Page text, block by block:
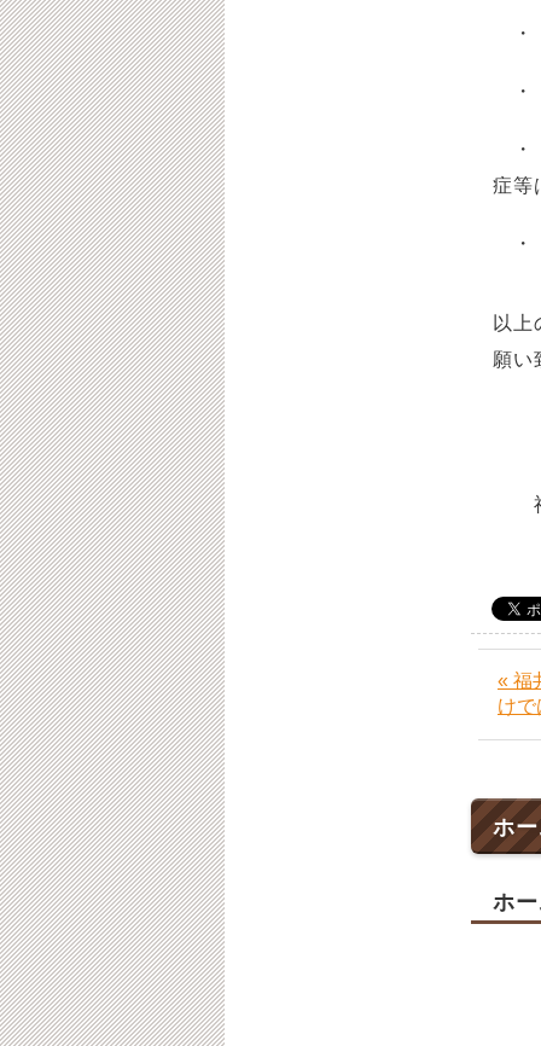
・
・
・
症等
・
以
願い
福
« 福
けで
ホ
ホ